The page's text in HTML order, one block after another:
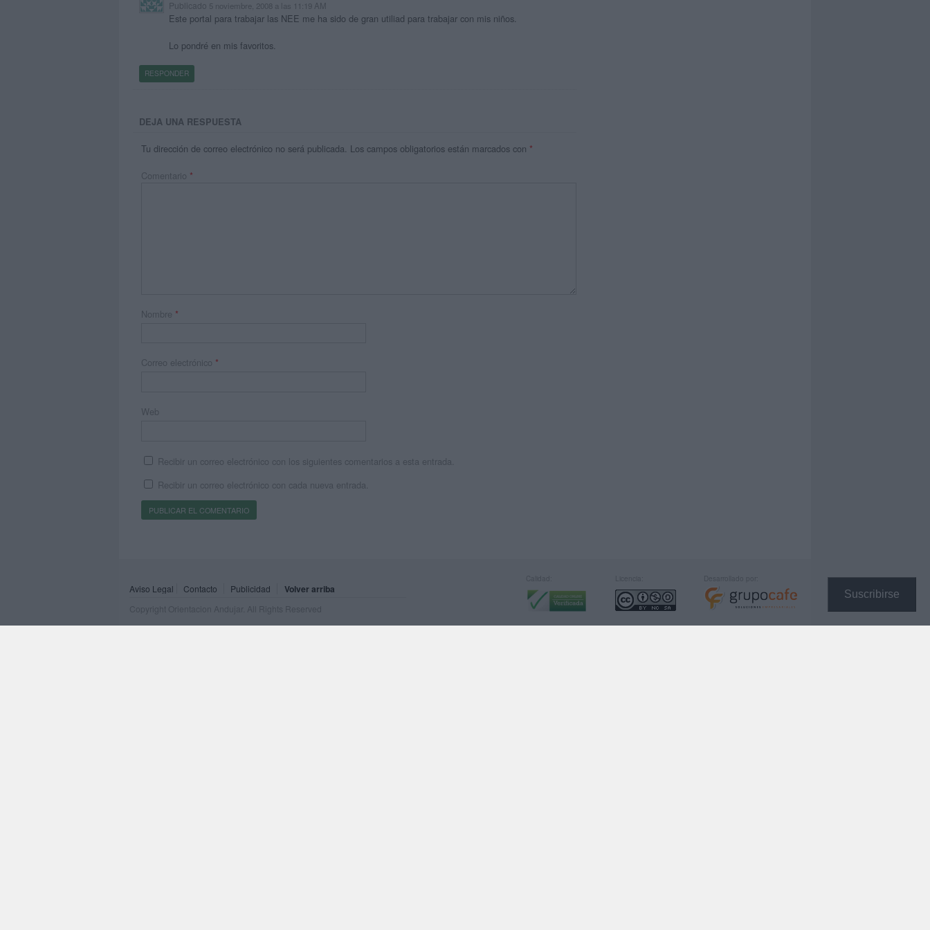
Suscribirse
Publicado 5 noviembre, 2008 a las 11:19 AM
Este portal para trabajar las NEE me ha sido de gran utiliad para trabajar con mis niños.
Lo pondré en mis favoritos.
RESPONDER
DEJA UNA RESPUESTA
Tu dirección de correo electrónico no será publicada. Los campos obligatorios están marcados con *
Comentario *
Nombre *
Correo electrónico *
Web
Recibir un correo electrónico con los siguientes comentarios a esta entrada.
Recibir un correo electrónico con cada nueva entrada.
Aviso Legal Contacto Publicidad Volver arriba